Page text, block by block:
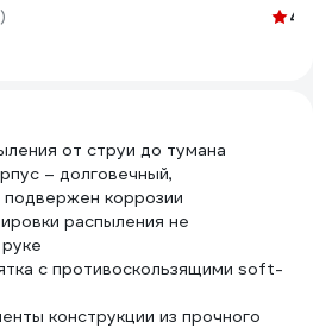
1/6/24
4.4
от струи до тумана
– долговечный,
подвержен коррозии
распыления не
с противоскользящими soft-
конструкции из прочного